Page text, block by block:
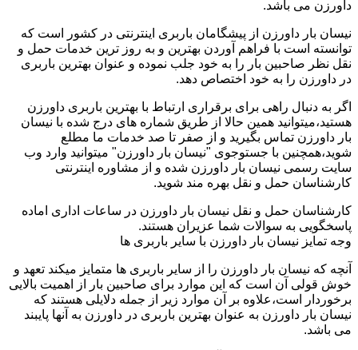
داورزن می باشد.
نیسان بار داورزن از پیشگامان باربری اینترنتی در کشور است که
توانسته است با فراهم آوردن بهترین و به روز ترین خدمات حمل و
نقل نظر صاحبین بار را به خود جلب نموده و عنوان بهترین باربری
در داورزن را به خود اختصاص دهد.
اگر به دنبال راهی برای برقراری ارتباط با بهترین باربری داورزن
هستید،میتوانید همین حالا از طریق شماره های درج شده با نیسان
بار داورزن تماس بگیرید و از صفر تا صد خدمات ما مطلع
شوید،همچنین با جستوجوی "نیسان بار داورزن" میتوانید وارد وب
سایت رسمی نیسان بار داورزن شده و از مشاوره اینترنتی
کارشناسان حمل و نقل بهره مند شوید.
کارشناسان حمل و نقل نیسان بار داورزن در ساعات اداری اماده
پاسخگویی به سوالات شما عزیران هستند.
وجه تمایز نیسان بار داورزن با سایر باربری ها
آنچه که نیسان بار داورزن را از سایر باربری ها متمایز میکند تعهد و
خوش قولی آن است که این موارد برای صاحبین بار از اهمیت بالایی
برخوردار است،علاوه بر آن موارد زیر از جمله دلایلی هستند که
نیسان بار داورزن به عنوان بهترین باربری در داورزن به آنها پایبند
می باشد.